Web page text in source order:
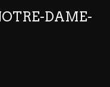
DAME-